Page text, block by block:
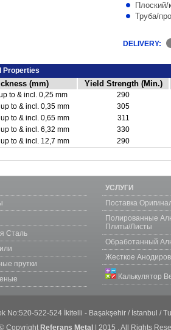
Плоский/
Труба/
DELIVERY:
Properties
(mm) Yield Strength (Min.)
to & incl. 0,25 mm 290
to & incl. 0,35 mm
305
to & incl. 0,65 mm
311
to & incl. 6,32 mm
330
to & incl. 12,7 mm
290
Сталь
прутки
УСЛУГИ
Поставка
Полированные
Плиты/Листы
Обработанный
Жесткое
Калькулятор
No:520-522-524 İkitelli - Başakşehir /
Copyright Referans Metal | 2015 . All Rights